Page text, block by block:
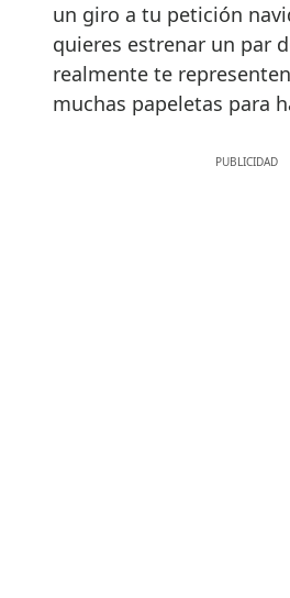
un giro a tu petición
quieres estrenar un par
realmente te
muchas papeletas para